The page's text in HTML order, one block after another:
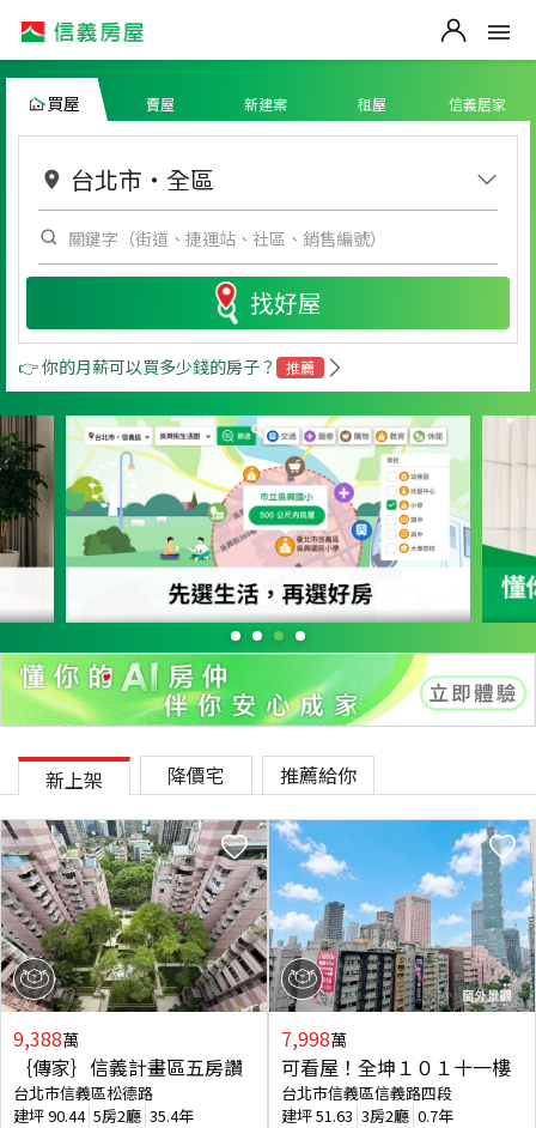
買屋 賣屋 新建案 租屋 信義居家
台北市 ・ 全區
找好屋
👉 你的月薪可以買多少錢的房子？ 推薦
新上架 降價宅 推薦給你
9,388萬
｛傳家｝信義計畫區五房讚
台北市信義區松德路
建坪90.44 5房2廳 35.4年
7,998萬
可看屋！全坤１０１十一樓
台北市信義區信義路四段
建坪51.63 3房2廳 0.7年